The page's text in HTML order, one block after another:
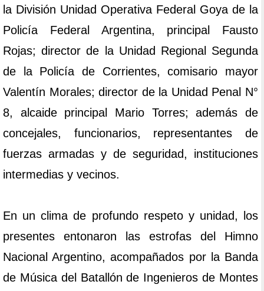
la División Unidad Operativa Federal Goya de la
Policía Federal Argentina, principal Fausto
Rojas; director de la Unidad Regional Segunda
de la Policía de Corrientes, comisario mayor
Valentín Morales; director de la Unidad Penal N°
8, alcaide principal Mario Torres; además de
concejales, funcionarios, representantes de
fuerzas armadas y de seguridad, instituciones
intermedias y vecinos.
En un clima de profundo respeto y unidad, los
presentes entonaron las estrofas del Himno
Nacional Argentino, acompañados por la Banda
de Música del Batallón de Ingenieros de Montes